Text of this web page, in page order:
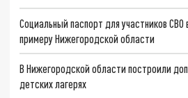
Социальный паспорт для участников СВО
примеру Нижегородской области
В Нижегородской области построили
детских лагерях